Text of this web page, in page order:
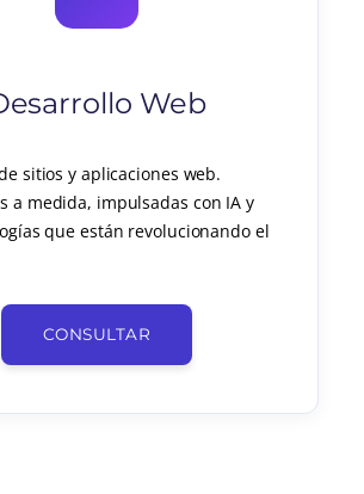
Web
sitios y aplicaciones web.
a medida, impulsadas con IA y
que están revolucionando el
CONSULTAR